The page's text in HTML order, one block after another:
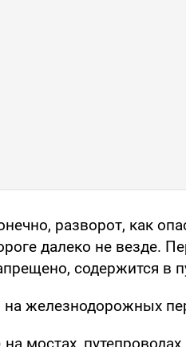
разворот, как
далеко не везде.
содержится в
на железнодорожных
на мостах,